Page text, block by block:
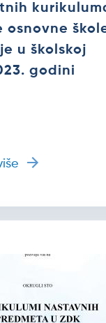
osnovne
u školskoj
godini